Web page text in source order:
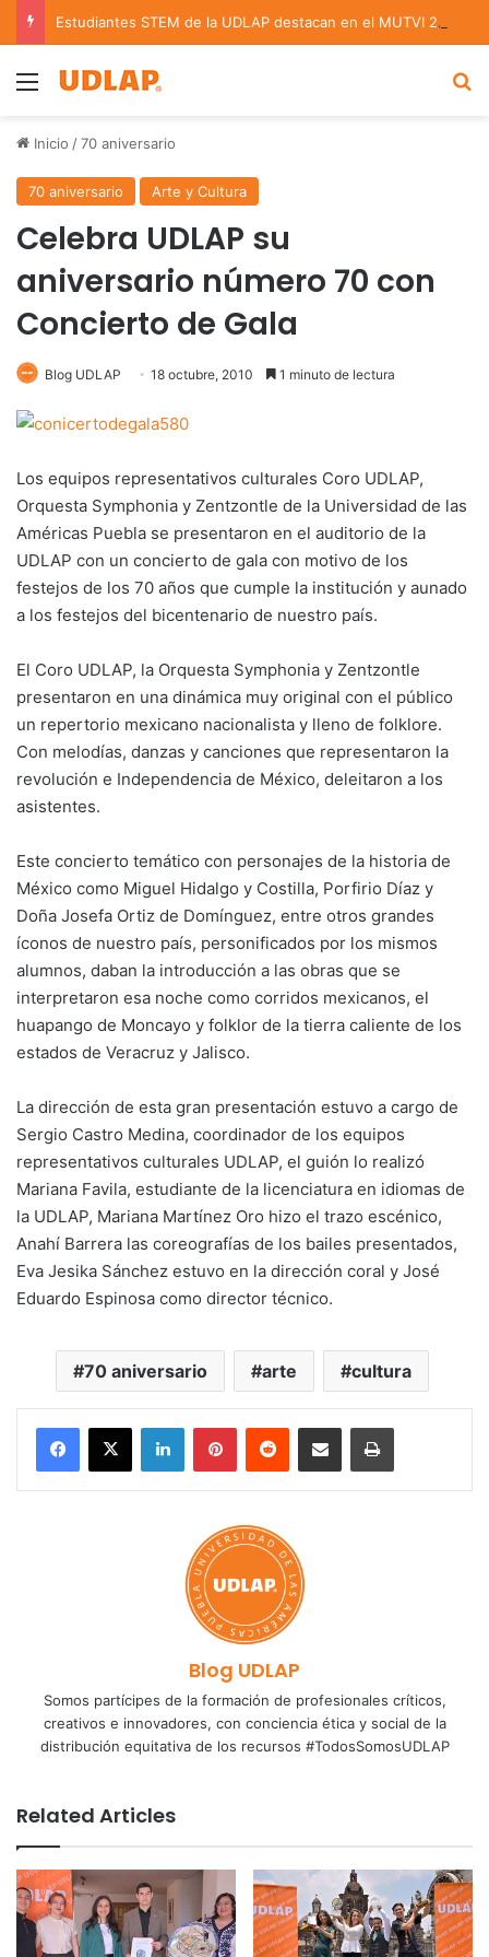
Estudiantes STEM de la UDLAP destacan en el MUTVI 2026
Menu
Inicio /70 aniversario
70 aniversario Arte y Cultura
Celebra UDLAP su
aniversario número 70 con
Concierto de Gala
Blog UDLAP 18 octubre, 2010 1 minuto de lectura
Los equipos representativos culturales Coro UDLAP,
Orquesta Symphonia y Zentzontle de la Universidad de las
Américas Puebla se presentaron en el auditorio de la
UDLAP con un concierto de gala con motivo de los
festejos de los 70 años que cumple la institución y aunado
a los festejos del bicentenario de nuestro país.
El Coro UDLAP, la Orquesta Symphonia y Zentzontle
presentaron en una dinámica muy original con el público
un repertorio mexicano nacionalista y lleno de folklore.
Con melodías, danzas y canciones que representaron la
revolución e Independencia de México, deleitaron a los
asistentes.
Este concierto temático con personajes de la historia de
México como Miguel Hidalgo y Costilla, Porfirio Díaz y
Doña Josefa Ortiz de Domínguez, entre otros grandes
íconos de nuestro país, personificados por los mismos
alumnos, daban la introducción a las obras que se
interpretaron esa noche como corridos mexicanos, el
huapango de Moncayo y folklor de la tierra caliente de los
estados de Veracruz y Jalisco.
La dirección de esta gran presentación estuvo a cargo de
Sergio Castro Medina, coordinador de los equipos
representativos culturales UDLAP, el guión lo realizó
Mariana Favila, estudiante de la licenciatura en idiomas de
la UDLAP, Mariana Martínez Oro hizo el trazo escénico,
Anahí Barrera las coreografías de los bailes presentados,
Eva Jesika Sánchez estuvo en la dirección coral y José
Eduardo Espinosa como director técnico.
70 aniversario arte cultura
LinkedInPinterestReddit Share via Email Print
Blog UDLAP
Somos partícipes de la formación de profesionales críticos,
creativos e innovadores, con conciencia ética y social de la
distribución equitativa de los recursos #TodosSomosUDLAP
Related Articles